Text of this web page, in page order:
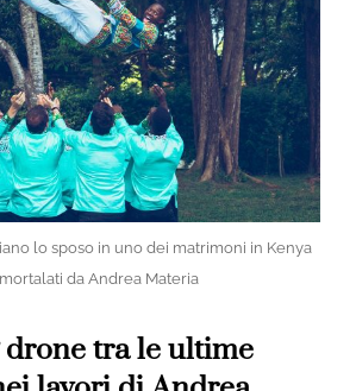
lo sposo in uno dei matrimoni in Kenya
da Andrea Materia
tra le ultime